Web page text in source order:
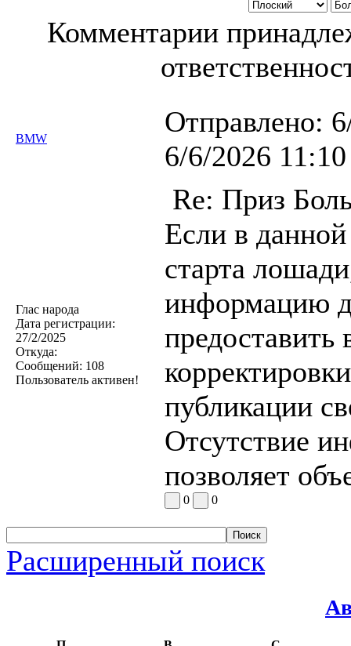
Комментарии
BMW
Отправлено:
6/6/2026 11:10
Глас народа
Дата регистрации:
27/2/2025
Откуда:
Сообщений: 108
Пользователь активен!
Re: Приз
Если в
старта
информацию
предоставить
публикации
Отсутствие
позволяет
0 0
Расширенный поиск